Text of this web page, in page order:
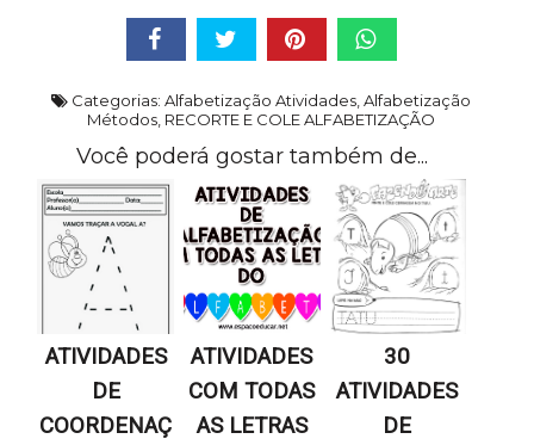
Categorias:Alfabetização Atividades ,Alfabetização
Métodos RECORTE E COLE ALFABETIZAÇÃO
Você poderá gostar também de...
ATIVIDADES
DE
COORDENAÇ
ATIVIDADES
COM TODAS
AS LETRAS
30
ATIVIDADES
DE